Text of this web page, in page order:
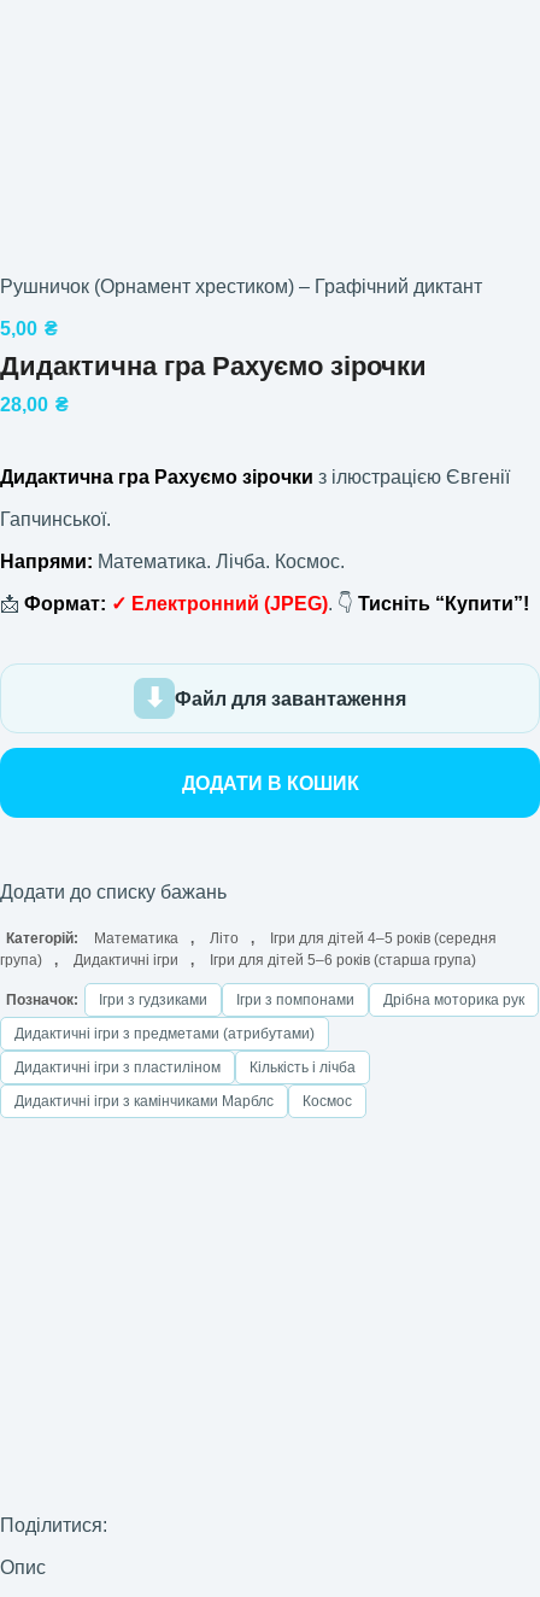
Рушничок (Орнамент хрестиком) – Графічний диктант
5,00 ₴
Дидактична гра Рахуємо зірочки
28,00 ₴
Дидактична гра Рахуємо зірочки з ілюстрацією Євгенії
Гапчинської.
Напрями: Математика. Лічба. Космос.
📩 Формат: ✓ Електронний (JPEG). 👇 Тисніть “Купити”!
Файл для завантаження
ДОДАТИ В КОШИК
Додати до списку бажань
Категорій: Математика , Літо ,
Ігри для дітей 4–5 років (середня
група)
, Дидактичні ігри , Ігри для дітей 5–6 років (старша група)
Позначок: Ігри з гудзиками Ігри з помпонами
Дрібна моторика рук
Дидактичні ігри з предметами (атрибутами)
Дидактичні ігри з пластиліном
Кількість і лічба
Дидактичні ігри з камінчиками Марблс
Космос
Поділитися:
Опис